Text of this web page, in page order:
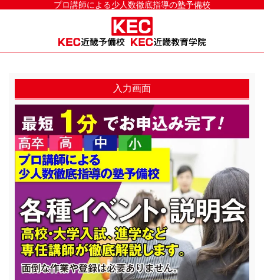
プロ講師による少人数徹底指導の塾予備校
入力画面